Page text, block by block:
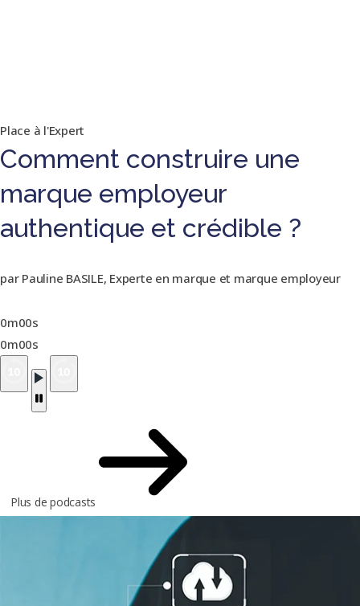
Place à l'Expert
Comment construire une
marque employeur
authentique et crédible ?
par Pauline BASILE, Experte en marque et marque employeur
0m00s
0m00s
Plus de podcasts